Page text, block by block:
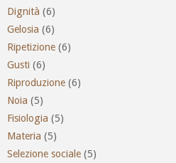
Dignità (6)
Gelosia (6)
Ripetizione (6)
Gusti (6)
Riproduzione (6)
Noia (5)
Fisiologia (5)
Materia (5)
Selezione sociale (5)